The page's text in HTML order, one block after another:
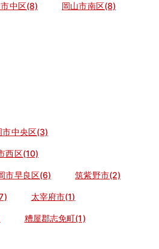
中区(8) 岡山市南区(8)
市中央区(3)
西区(10)
市早良区(6) 筑紫野市(2)
太宰府市(1)
糟屋郡志免町(1)